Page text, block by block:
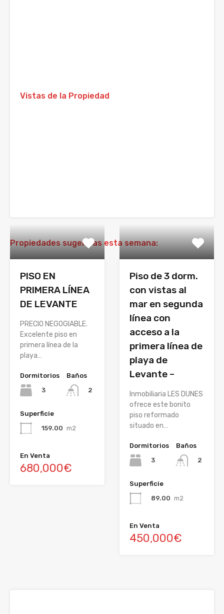
Vistas de la Propiedad
Propiedades sugeridas esta semana:
PISO EN
PRIMERA LÍNEA
DE LEVANTE
PRECIO NEGOGIABLE.
Excelente piso en
primera línea de la
playa…
Dormitorios
3
Baños
2
Superficie
159.00 m2
En Venta
680,000€
Piso de 3 dorm.
con vistas al
mar en segunda
línea con
acceso a la
primera línea de
playa de
Levante –
Inmobiliaria LES DUNES
ofrece este bonito
piso reformado
situado en…
Dormitorios
3
Baños
2
Superficie
89.00 m2
En Venta
450,000€